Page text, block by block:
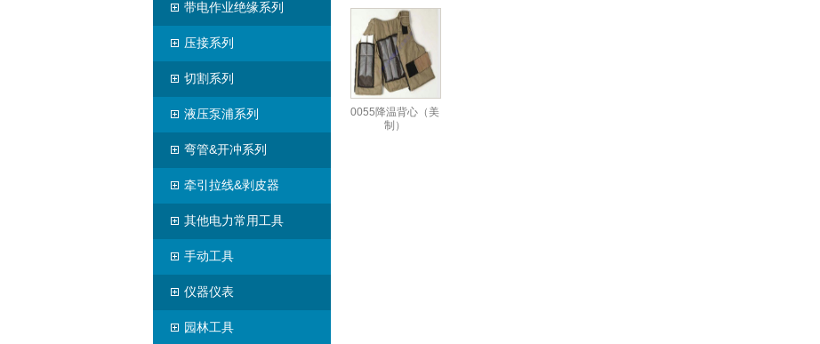
带电作业绝缘系列
压接系列
切割系列
液压泵浦系列
弯管&开冲系列
牵引拉线&剥皮器
其他电力常用工具
手动工具
仪器仪表
园林工具
0055降温背心（美
制）